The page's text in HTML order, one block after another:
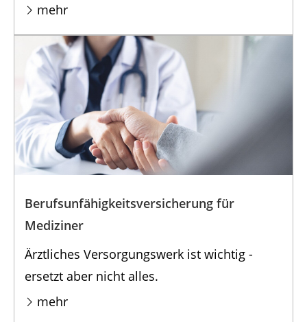
mehr
Berufsunfähigkeits­versicherung für
Mediziner
Ärztliches Versorgungswerk ist wichtig -
ersetzt aber nicht alles.
mehr